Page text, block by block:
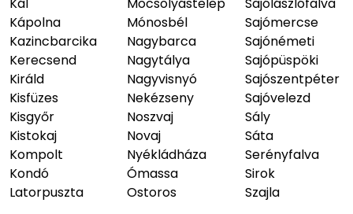
Kál
Kápolna
Kazincbarcika
Kerecsend
Királd
Kisfüzes
Kisgyőr
Kistokaj
Kompolt
Kondó
Latorpuszta
Mocsolyástelep
Mónosbél
Nagybarca
Nagytálya
Nagyvisnyó
Nekézseny
Noszvaj
Novaj
Nyékládháza
Ómassa
Ostoros
Sajólászlófalva
Sajómercse
Sajónémeti
Sajópüspöki
Sajószentpéter
Sajóvelezd
Sály
Sáta
Serényfalva
Sirok
Szajla